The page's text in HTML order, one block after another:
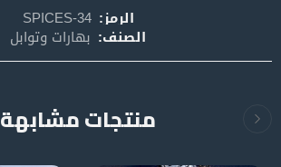
الرمز: SPICES-34
الصنف: بهارات وتوابل
منتجات مشابهة